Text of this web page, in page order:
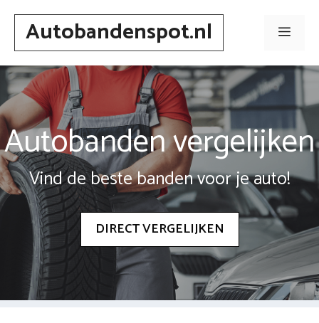
Spring
inhoudAutobandenspot.nl Menu
Autobanden vergelijken
Vind de beste banden voor je auto!
DIRECT VERGELIJKEN